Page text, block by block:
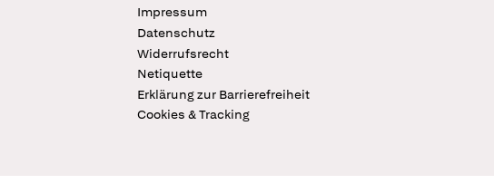
Impressum
Datenschutz
Widerrufsrecht
Netiquette
Erklärung zur Barrierefreiheit
Cookies & Tracking